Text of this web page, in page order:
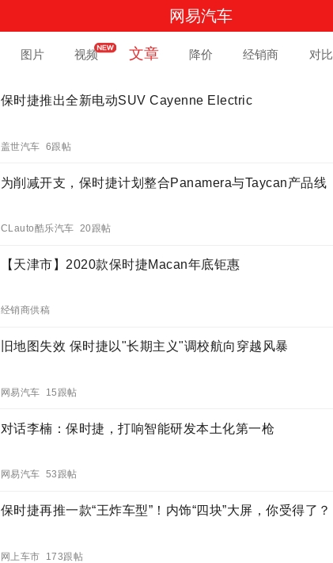
网易汽车
图片 视频 文章 降价 经销商 对比
保时捷推出全新电动SUV Cayenne Electric
盖世汽车 6跟帖
为削减开支，保时捷计划整合Panamera与Taycan产品线
CLauto酷乐汽车 20跟帖
【天津市】2020款保时捷Macan年底钜惠
经销商供稿
旧地图失效 保时捷以"长期主义"调校航向穿越风暴
网易汽车 15跟帖
对话李楠：保时捷，打响智能研发本土化第一枪
网易汽车 53跟帖
保时捷再推一款“王炸车型”！内饰“四块”大屏，你受得了？
网上车市 173跟帖